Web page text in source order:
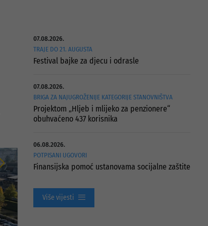
07.08.2026.
TRAJE DO 21. AUGUSTA
Festival bajke za djecu i odrasle
07.08.2026.
BRIGA ZA NAJUGROŽENIJE KATEGORIJE STANOVNIŠTVA
Projektom „Hljeb i mlijeko za penzionere“
obuhvaćeno 437 korisnika
06.08.2026.
POTPISANI UGOVORI
Finansijska pomoć ustanovama socijalne zaštite
Više vijesti